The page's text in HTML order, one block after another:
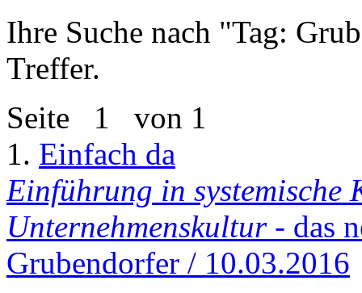
Ihre Suche nach "Tag:
Treffer.
Seite 1 von 1
1. Einfach da
Einführung in systemische
Unternehmenskultur- das
Grubendorfer / 10.03.2016